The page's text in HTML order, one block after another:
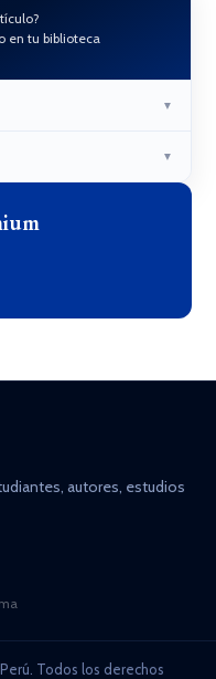
en tu biblioteca
▼
▼
autores, estudios
Todos los derechos